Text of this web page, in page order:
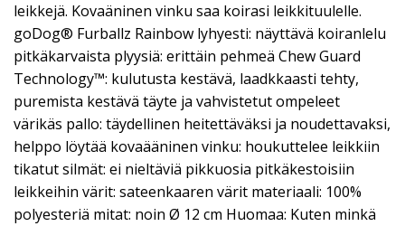
leikkejä. Kovaäninen vinku saa koirasi leikkituulelle.
goDog® Furballz Rainbow lyhyesti: näyttävä koiranlelu
pitkäkarvaista plyysiä: erittäin pehmeä Chew Guard
Technology™: kulutusta kestävä, laadkkaasti tehty,
puremista kestävä täyte ja vahvistetut ompeleet
värikäs pallo: täydellinen heitettäväksi ja noudettavaksi,
helppo löytää kovaääninen vinku: houkuttelee leikkiin
tikatut silmät: ei nieltäviä pikkuosia pitkäkestoisiin
leikkeihin värit: sateenkaaren värit materiaali: 100%
polyesteriä mitat: noin Ø 12 cm Huomaa: Kuten minkä